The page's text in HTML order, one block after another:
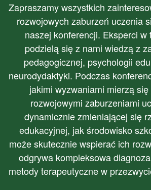
Zapraszamy wszystkich
rozwojowych zaburzeń uczenia
naszej konferencji. Eksperci w
podzielą się z nami wiedzą z
pedagogicznej, psychologii
neurodydaktyki. Podczas
jakimi wyzwaniami mierzą
rozwojowymi zaburzeniami
dynamicznie zmieniającej się
edukacyjnej, jak środowisko
może skutecznie wspierać ich
odgrywa kompleksowa
metody terapeutyczne w